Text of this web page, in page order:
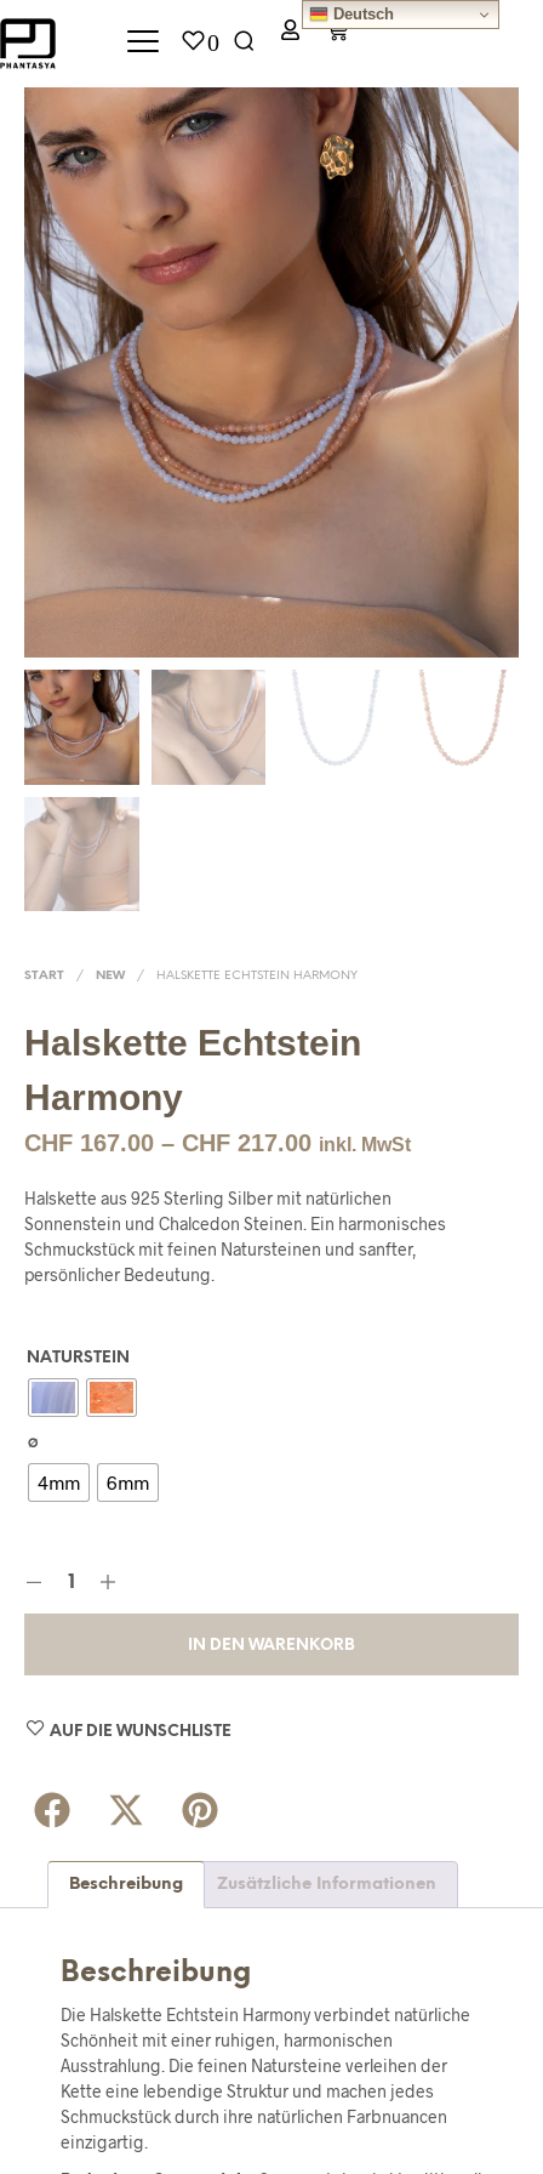
0
START / NEW / HALSKETTE ECHTSTEIN HARMONY
Halskette Echtstein
Harmony
CHF 167.00 – CHF 217.00 inkl. MwSt
Halskette aus 925 Sterling Silber mit natürlichen
Sonnenstein und Chalcedon Steinen. Ein harmonisches
Schmuckstück mit feinen Natursteinen und sanfter,
persönlicher Bedeutung.
NATURSTEIN
∅
4mm 6mm
IN DEN WARENKORB
AUF DIE WUNSCHLISTE
Beschreibung Zusätzliche Informationen
Beschreibung
Die Halskette Echtstein Harmony verbindet natürliche
Schönheit mit einer ruhigen, harmonischen
Ausstrahlung. Die feinen Natursteine verleihen der
Kette eine lebendige Struktur und machen jedes
Schmuckstück durch ihre natürlichen Farbnuancen
einzigartig.
Deutsch